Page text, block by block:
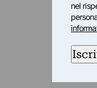
nel